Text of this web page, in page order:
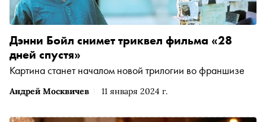
Андрей Москвичев 11 января 2024 г.
Дэнни Бойл снимет триквел фильма «28
дней спустя»
Картина станет началом новой трилогии во франшизе